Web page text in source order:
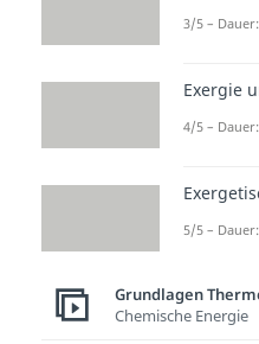
3/5 –
Exergie
4/5 – Dauer:
5/5 –
Grundlagen
Chemische Energie